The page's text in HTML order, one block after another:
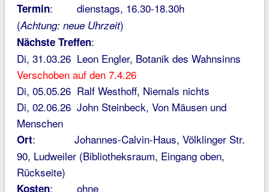
Termin: dienstags, 16.30-18.30h
(Achtung: neue Uhrzeit)
Nächste Treffen:
Di, 31.03.26 Leon Engler, Botanik des Wahnsinns
Verschoben auf den 7.4.26
Di, 05.05.26 Ralf Westhoff, Niemals nichts
Di, 02.06.26 John Steinbeck, Von Mäusen und
Menschen
Ort: Johannes-Calvin-Haus, Völklinger Str.
90, Ludweiler (Bibliotheksraum, Eingang oben,
Rückseite)
Kosten: ohne